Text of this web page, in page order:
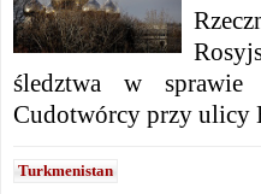
śledztwa w sprawie
Cudotwórcy przy ulicy
Turkmenistan